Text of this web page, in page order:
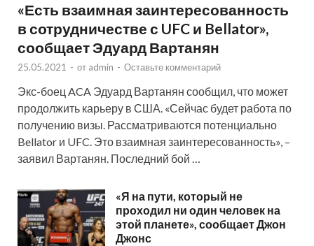
«Есть взаимная заинтересованность
в сотрудничестве с UFC и Bellator»,
сообщает Эдуард Вартанян
25.05.2021 - от admin - Оставьте комментарий
Экс-боец ACA Эдуард Вартанян сообщил, что может
продолжить карьеру в США. «Сейчас будет работа по
получению визы. Рассматриваются потенциально
Bellator и UFC. Это взаимная заинтересованность», –
заявил Вартанян. Последний бой …
«Я на пути, который не
проходил ни один человек на
этой планете», сообщает Джон
Джонс